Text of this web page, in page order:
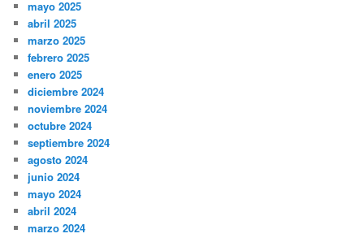
mayo 2025
abril 2025
marzo 2025
febrero 2025
enero 2025
diciembre 2024
noviembre 2024
octubre 2024
septiembre 2024
agosto 2024
junio 2024
mayo 2024
abril 2024
marzo 2024